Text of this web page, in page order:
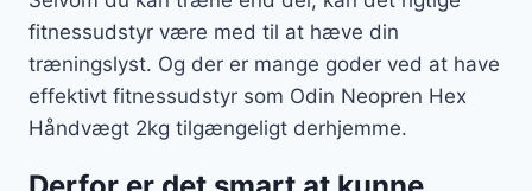
fitnessudstyr være med til at hæve din
træningslyst. Og der er mange goder ved at have
effektivt fitnessudstyr som Odin Neopren Hex
Håndvægt 2kg tilgængeligt derhjemme.